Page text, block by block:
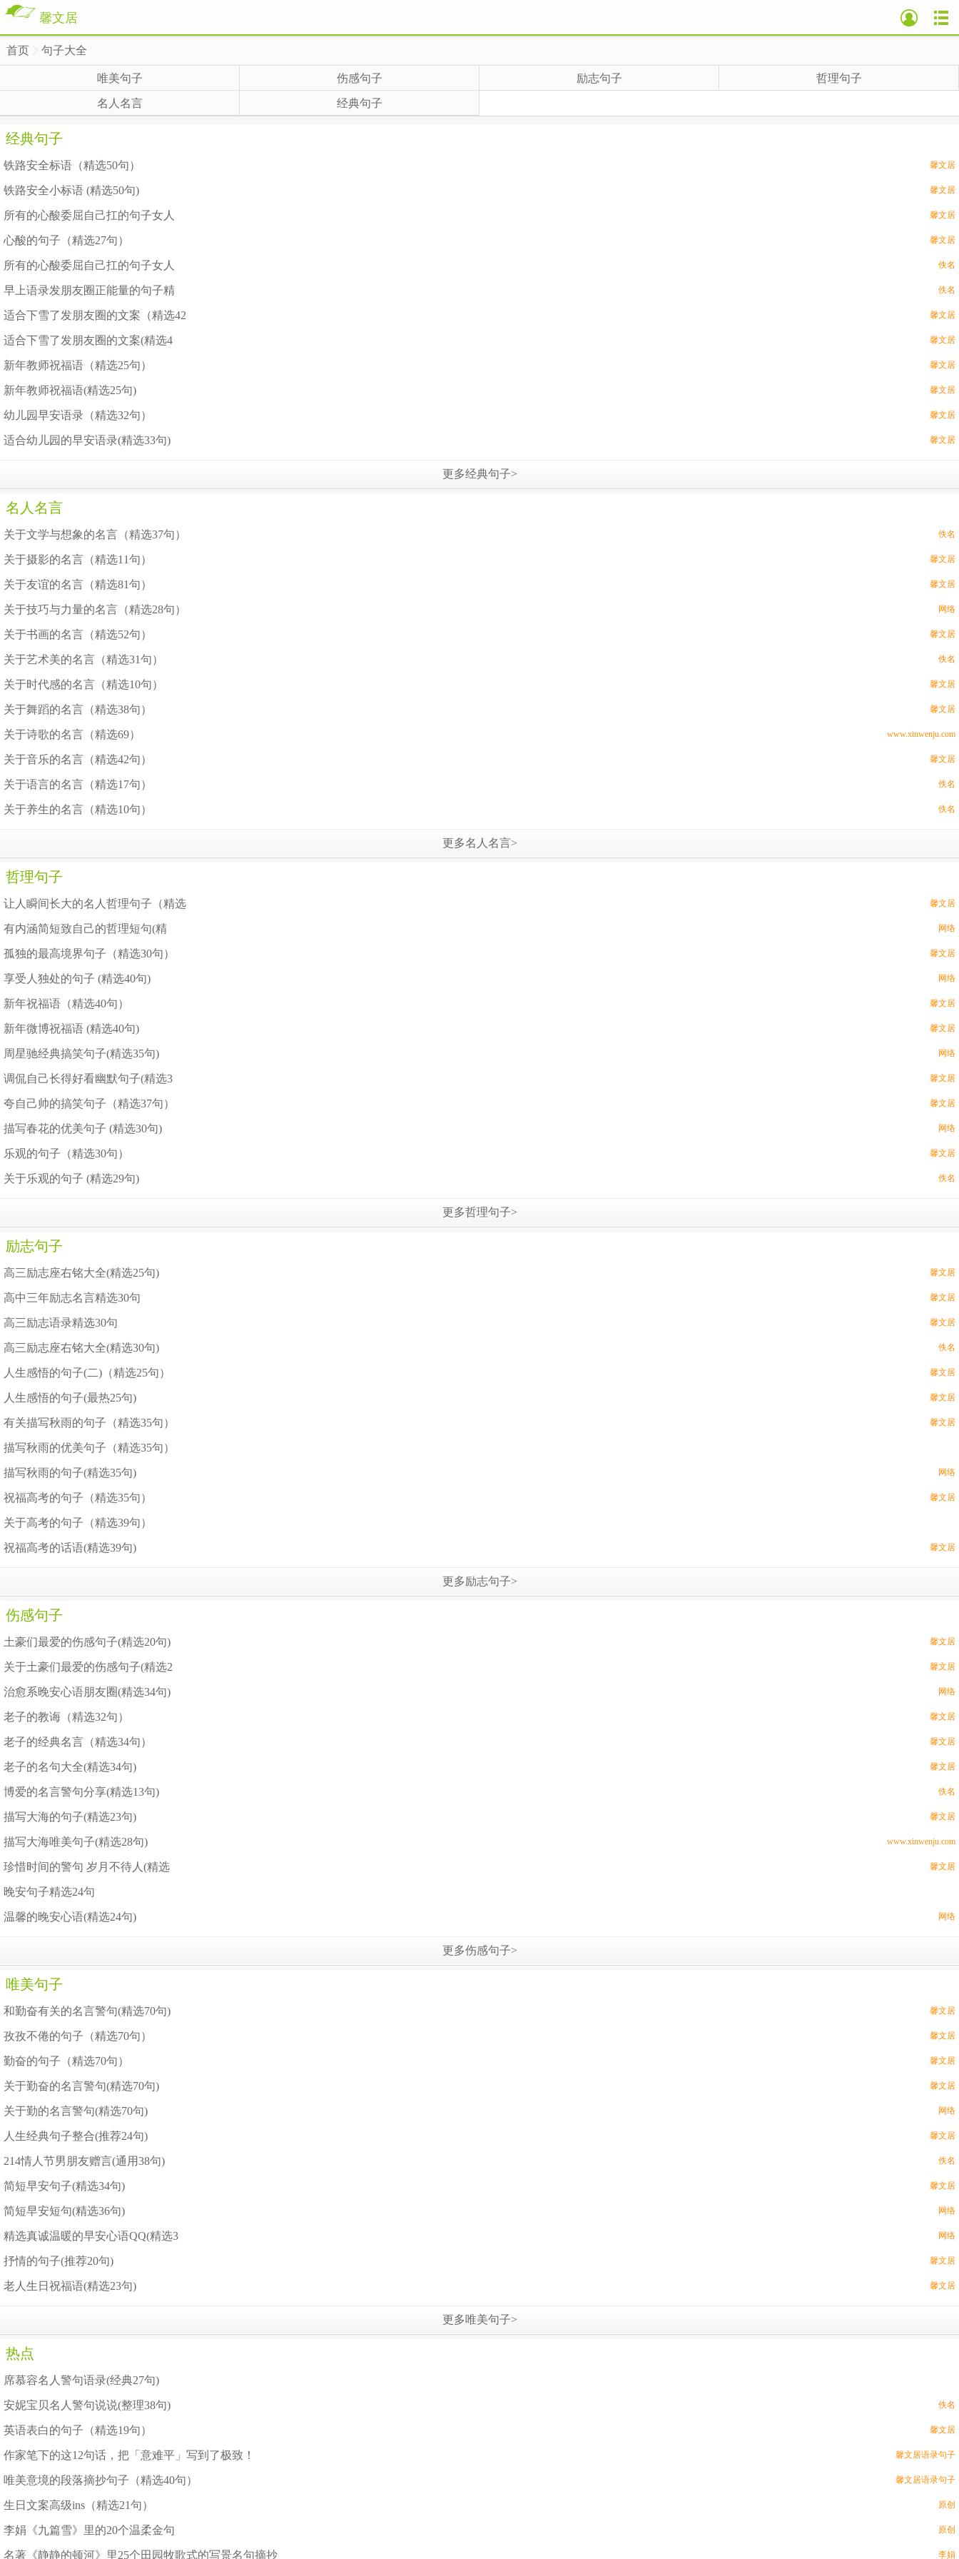
馨文居
首页 句子大全
唯美句子 伤感句子 励志句子 哲理句子
名人名言 经典句子
经典句子
铁路安全标语（精选50句） 馨文居
铁路安全小标语 (精选50句) 馨文居
所有的心酸委屈自己扛的句子女人 馨文居
心酸的句子（精选27句） 馨文居
所有的心酸委屈自己扛的句子女人 佚名
早上语录发朋友圈正能量的句子精 佚名
适合下雪了发朋友圈的文案（精选42 馨文居
适合下雪了发朋友圈的文案(精选4 馨文居
新年教师祝福语（精选25句） 馨文居
新年教师祝福语(精选25句) 馨文居
幼儿园早安语录（精选32句） 馨文居
适合幼儿园的早安语录(精选33句) 馨文居
更多经典句子>
名人名言
关于文学与想象的名言（精选37句） 佚名
关于摄影的名言（精选11句） 馨文居
关于友谊的名言（精选81句） 馨文居
关于技巧与力量的名言（精选28句） 网络
关于书画的名言（精选52句） 馨文居
关于艺术美的名言（精选31句） 佚名
关于时代感的名言（精选10句） 馨文居
关于舞蹈的名言（精选38句） 馨文居
关于诗歌的名言（精选69） www.xinwenju.com
关于音乐的名言（精选42句） 馨文居
关于语言的名言（精选17句） 佚名
关于养生的名言（精选10句） 佚名
更多名人名言>
哲理句子
让人瞬间长大的名人哲理句子（精选 馨文居
有内涵简短致自己的哲理短句(精 网络
孤独的最高境界句子（精选30句） 馨文居
享受人独处的句子 (精选40句) 网络
新年祝福语（精选40句） 馨文居
新年微博祝福语 (精选40句) 馨文居
周星驰经典搞笑句子(精选35句) 网络
调侃自己长得好看幽默句子(精选3 馨文居
夸自己帅的搞笑句子（精选37句） 馨文居
描写春花的优美句子 (精选30句) 网络
乐观的句子（精选30句） 馨文居
关于乐观的句子 (精选29句) 佚名
更多哲理句子>
励志句子
高三励志座右铭大全(精选25句) 馨文居
高中三年励志名言精选30句 馨文居
高三励志语录精选30句 馨文居
高三励志座右铭大全(精选30句) 佚名
人生感悟的句子(二)（精选25句） 馨文居
人生感悟的句子(最热25句) 馨文居
有关描写秋雨的句子（精选35句） 馨文居
描写秋雨的优美句子（精选35句）
描写秋雨的句子(精选35句) 网络
祝福高考的句子（精选35句） 馨文居
关于高考的句子（精选39句）
祝福高考的话语(精选39句) 馨文居
更多励志句子>
伤感句子
土豪们最爱的伤感句子(精选20句) 馨文居
关于土豪们最爱的伤感句子(精选2 馨文居
治愈系晚安心语朋友圈(精选34句) 网络
老子的教诲（精选32句） 馨文居
老子的经典名言（精选34句） 馨文居
老子的名句大全(精选34句) 馨文居
博爱的名言警句分享(精选13句) 佚名
描写大海的句子(精选23句) 馨文居
描写大海唯美句子(精选28句) www.xinwenju.com
珍惜时间的警句 岁月不待人(精选 馨文居
晚安句子精选24句
温馨的晚安心语(精选24句) 网络
更多伤感句子>
唯美句子
和勤奋有关的名言警句(精选70句) 馨文居
孜孜不倦的句子（精选70句） 馨文居
勤奋的句子（精选70句） 馨文居
关于勤奋的名言警句(精选70句) 馨文居
关于勤的名言警句(精选70句) 网络
人生经典句子整合(推荐24句) 馨文居
214情人节男朋友赠言(通用38句) 佚名
简短早安句子(精选34句) 馨文居
简短早安短句(精选36句) 网络
精选真诚温暖的早安心语QQ(精选3 网络
抒情的句子(推荐20句) 馨文居
老人生日祝福语(精选23句) 馨文居
更多唯美句子>
热点
席慕容名人警句语录(经典27句)
佚名
安妮宝贝名人警句说说(整理38句)
馨文居
英语表白的句子（精选19句）
馨文居语录句子
作家笔下的这12句话，把「意难平」写到了极致！
馨文居语录句子
唯美意境的段落摘抄句子（精选40句）
原创
生日文案高级ins（精选21句）
原创
李娟《九篇雪》里的20个温柔金句
李娟
名著《静静的顿河》里25个田园牧歌式的写景名句摘抄